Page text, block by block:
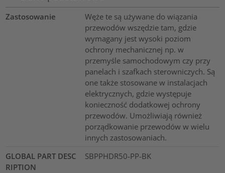
Zastosowanie
Węże te są używane do wiązania
przewodów wszędzie tam, gdzie
wymagany jest wysoki poziom
ochrony mechanicznej np. w
przemyśle samochodowym czy przy
panelach i szafkach sterowniczych. Są
one także stosowane w instalacjach
elektrycznych, gdzie występuje
konieczność dodatkowej ochrony
przewodów. Umożliwiają również
porządkowanie przewodów w wielu
innych zastosowaniach.
GLOBAL PART DESC
RIPTION
SBPPHDR50-PP-BK